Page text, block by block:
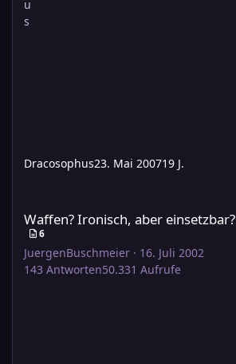
Dracosophus23. Mai 200719 J.
Waffen? Ironisch, aber einsetzbar?
6
JuergenBuschmeier · 16. Juli 2002
143 Antworten50.331 Aufrufe